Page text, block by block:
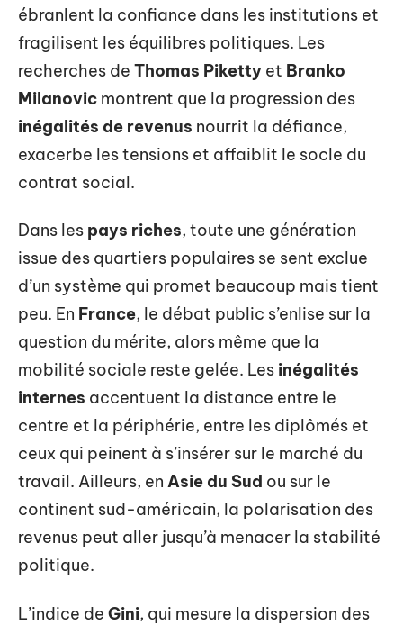
ébranlent la confiance dans les institutions et
fragilisent les équilibres politiques. Les
recherches de Thomas Piketty et Branko
Milanovic montrent que la progression des
inégalités de revenus nourrit la défiance,
exacerbe les tensions et affaiblit le socle du
contrat social.
Dans les pays riches, toute une génération
issue des quartiers populaires se sent exclue
d’un système qui promet beaucoup mais tient
peu. En France, le débat public s’enlise sur la
question du mérite, alors même que la
mobilité sociale reste gelée. Les inégalités
internes accentuent la distance entre le
centre et la périphérie, entre les diplômés et
ceux qui peinent à s’insérer sur le marché du
travail. Ailleurs, en Asie du Sud ou sur le
continent sud-américain, la polarisation des
revenus peut aller jusqu’à menacer la stabilité
politique.
L’indice de Gini, qui mesure la dispersion des